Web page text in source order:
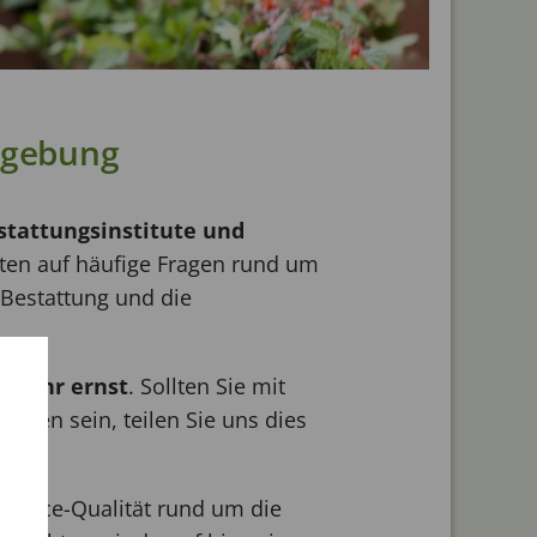
und
auf häufige Fragen rund um
und die
sehr ernst. Sollten Sie mit
sein, teilen Sie uns dies
Qualität rund um die